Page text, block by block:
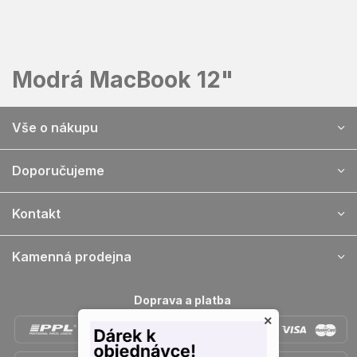
Modrá MacBook 12"
p
Vše o nákupu
Doporučujeme
Kontakt
Kamenná prodejna
Doprava a platba
×